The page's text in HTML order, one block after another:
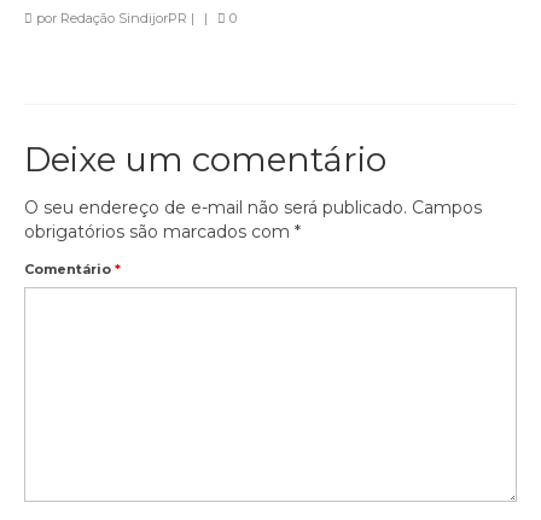
por Redação SindijorPR | | 0
Deixe um comentário
O seu endereço de e-mail não será publicado. Campos
obrigatórios são marcados com *
Comentário *